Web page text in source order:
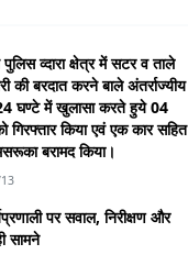
पुलिस व्दारा क्षेत्र में सटर व ताले
की बरदात करने बाले अंतर्राज्यीय
24 घण्टे में खुलासा करते हुये 04
गिरफ्तार किया एवं एक कार सहित
बरामद किया।
पर सवाल, निरीक्षण और
सामने